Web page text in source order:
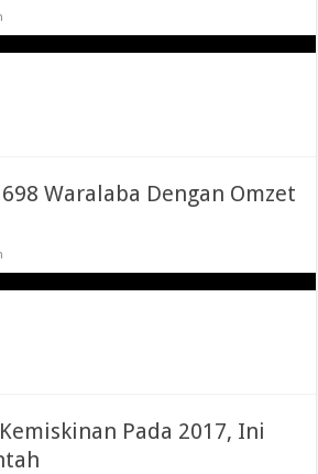
Waralaba Dengan Omzet
Pada 2017, Ini